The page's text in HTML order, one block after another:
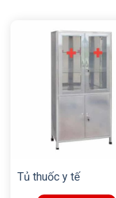
Tủ thuốc y tế